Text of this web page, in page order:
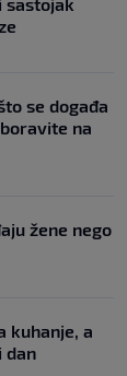
se događa
na
žene nego
kuhanje, a
dan